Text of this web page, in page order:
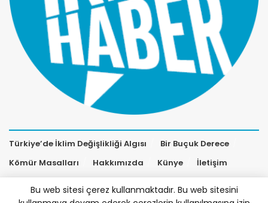
Türkiye’de İklim Değişlikliği Algısı
Bir Buçuk Derece
Kömür Masalları
Hakkımızda Künye İletişim
Bu web sitesi çerez kullanmaktadır. Bu web sitesini